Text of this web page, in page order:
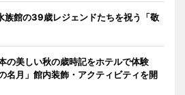
族館の39歳レジェンドたちを祝う「敬
の美しい秋の歳時記をホテルで体験
名月」館内装飾・アクティビティを開